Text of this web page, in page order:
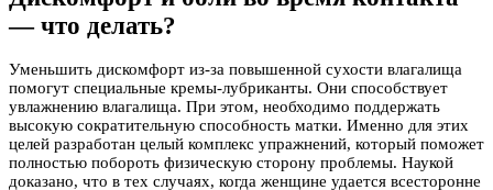
— что делать?
Уменьшить дискомфорт из-за повышенной сухости влагалища
помогут специальные кремы-лубриканты. Они способствует
увлажнению влагалища. При этом, необходимо поддержать
высокую сократительную способность матки. Именно для этих
целей разработан целый комплекс упражнений, который поможет
полностью побороть физическую сторону проблемы. Наукой
доказано, что в тех случаях, когда женщине удается всесторонне